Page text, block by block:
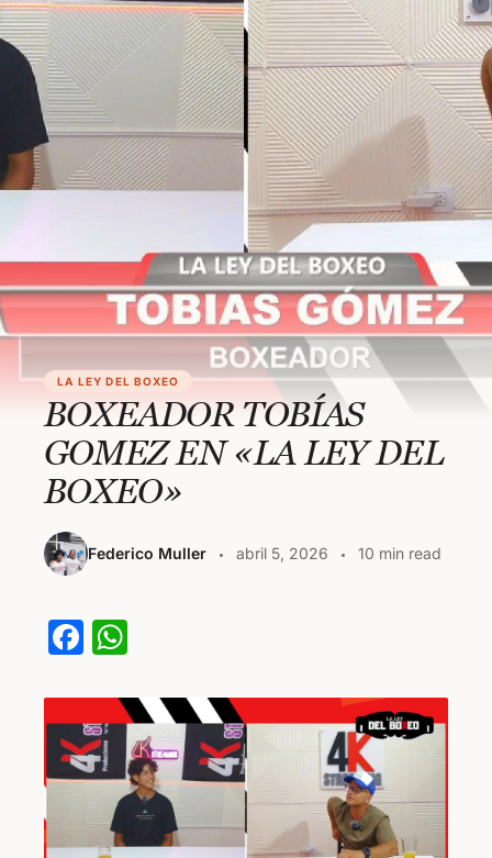
LA LEY DEL BOXEO
BOXEADOR TOBÍAS
GOMEZ EN «LA LEY DEL
BOXEO»
Federico Muller abril 5, 2026 10 min read
F
c
e
b
o
o
at
s
A
p
p